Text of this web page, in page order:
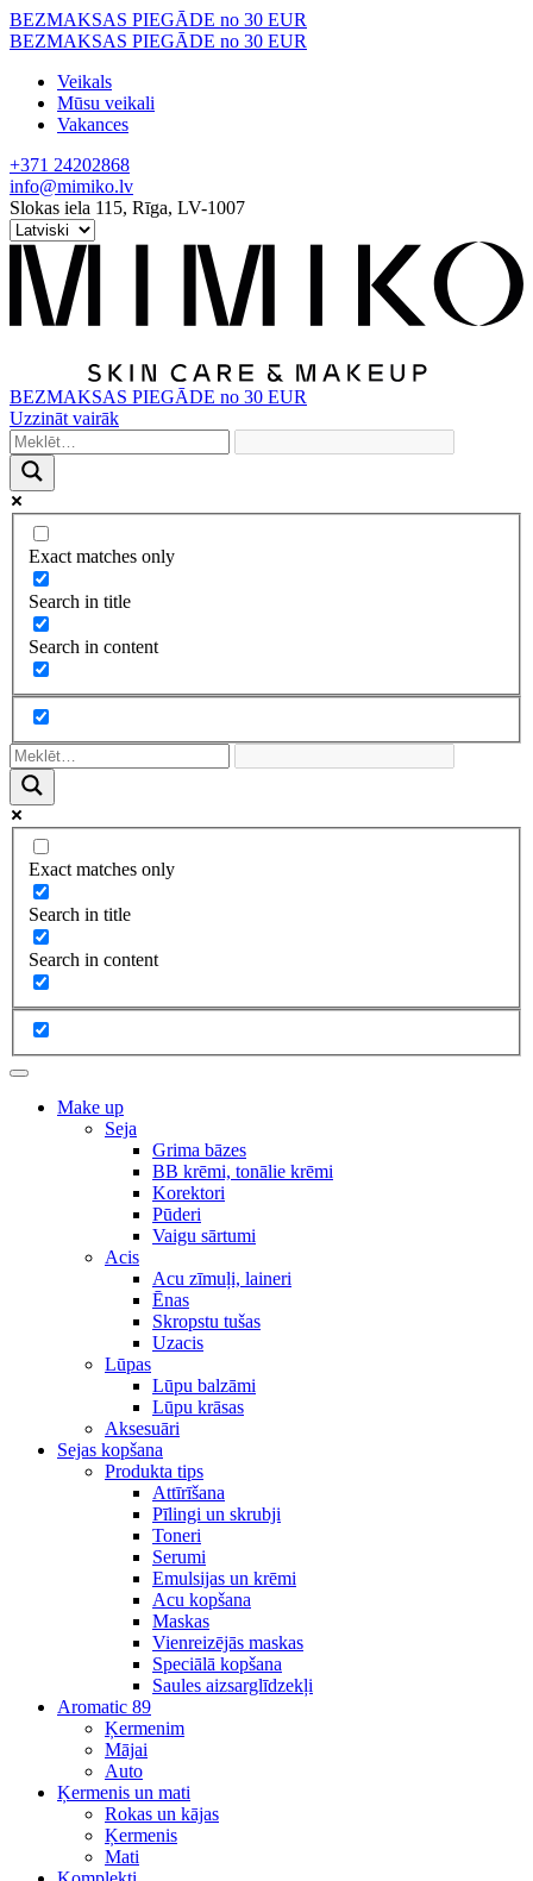
Skip
to
BEZMAKSAS PIEGĀDE no 30 EUR
BEZMAKSAS PIEGĀDE no 30 EUR
Veikals
Mūsu veikali
Vakances
+371 24202868
info@mimiko.lv
Slokas iela 115, Rīga, LV-1007
BEZMAKSAS PIEGĀDE no 30 EUR
Uzzināt vairāk
Exact matches only
Search in title
Search in content
Exact matches only
Search in title
Search in content
Make up
Seja
Grima bāzes
BB krēmi, tonālie krēmi
Korektori
Pūderi
Vaigu sārtumi
Acis
Acu zīmuļi, laineri
Ēnas
Skropstu tušas
Uzacis
Lūpas
Lūpu balzāmi
Lūpu krāsas
Aksesuāri
Sejas kopšana
Produkta tips
Attīrīšana
Pīlingi un skrubji
Toneri
Serumi
Emulsijas un krēmi
Acu kopšana
Maskas
Vienreizējās maskas
Speciālā kopšana
Saules aizsarglīdzekļi
Aromatic 89
Ķermenim
Mājai
Auto
Ķermenis un mati
Rokas un kājas
Ķermenis
Mati